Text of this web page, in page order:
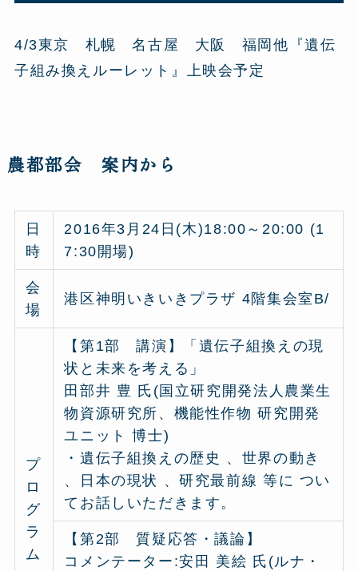
4/3東京 札幌 名古屋 大阪 福岡他『遺伝
子組み換えルーレット』上映会予定
農都部会 案内から
日
時
2016年3月24日(木)18:00～20:00 (1
7:30開場)
会
場
港区神明いきいきプラザ 4階集会室B/
プ
ロ
グ
ラ
ム
【第1部 講演】「遺伝子組換えの現
状と未来を考える」
田部井 豊 氏(国立研究開発法人農業生
物資源研究所、機能性作物 研究開発
ユニット 博士)
・遺伝子組換えの歴史 、世界の動き
、日本の現状 、研究最前線 等に つい
てお話しいただきます。
【第2部 質疑応答・議論】
コメンテーター:安田 美絵 氏(ルナ・